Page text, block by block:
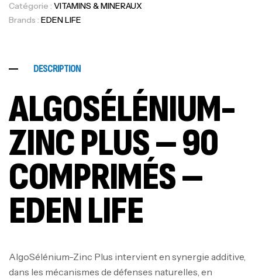
Catégorie : VITAMINS & MINERAUX
Brands : EDEN LIFE
DESCRIPTION
ALGOSÉLÉNIUM-
ZINC PLUS – 90
COMPRIMÉS –
EDEN LIFE
AlgoSélénium-Zinc Plus intervient en synergie additive,
dans les mécanismes de défenses naturelles, en